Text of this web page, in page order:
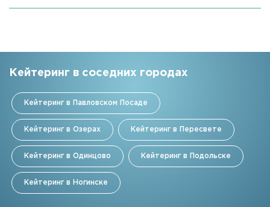
Кейтеринг в соседних городах
Кейтеринг в Павловском Посаде
Кейтеринг в Озерах Кейтеринг в Пересвете
Кейтеринг в Одинцово Кейтеринг в Подольске
Кейтеринг в Ногинске